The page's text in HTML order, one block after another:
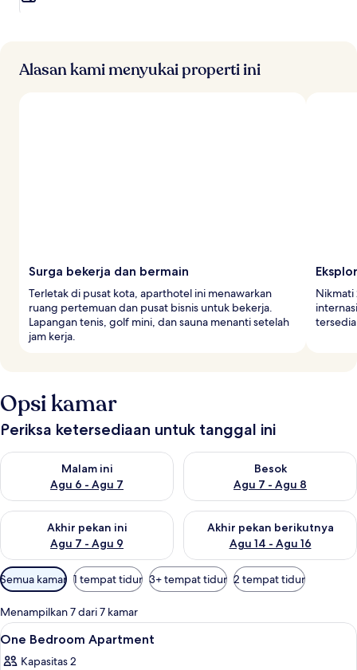
Alasan kami menyukai properti ini
Surga bekerja dan bermain
Terletak di pusat kota, aparthotel ini menawarkan
ruang pertemuan dan pusat bisnis untuk bekerja.
Lapangan tenis, golf mini, dan sauna menanti setelah
jam kerja.
Nikmati
Opsi kamar
Periksa ketersediaan untuk tanggal ini
Malam ini
Agu 6 - Agu 7
Periksa ketersediaan untuk malam ini Agu 6 - Agu 7
Besok
Agu 7 - Agu 8
Periksa ketersediaan untuk
Akhir pekan ini
Agu 7 - Agu 9
Periksa ketersediaan untuk akhir pekan ini Agu 7 - Agu 9
Akhir pekan berikutnya
Agu 14 - Agu 16
Periksa ketersediaan untuk
Filter
tersedia
untuk
kamar
Semua kamar 1 tempat tidur 3+ tempat tidur 2 tempat tidur
Menampilkan 7 dari 7 kamar
Lihat
semua
1 kamar tidur, brankas, meja kerja,
10
One Bedroom Apartment
Kapasitas 2